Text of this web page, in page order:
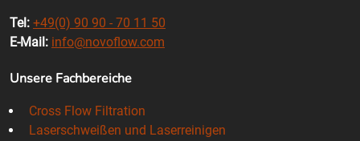
Tel: +49(0) 90 90 - 70 11 50
E-Mail: info@novoflow.com
Unsere Fachbereiche
Cross Flow Filtration
Laserschweißen und Laserreinigen